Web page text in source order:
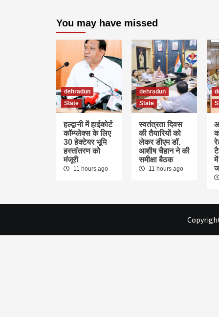
You may have missed
dehradun
State
हल्द्वानी में हाईकोर्ट
कॉम्प्लेक्स के लिए
30 हेक्टेयर भूमि
हस्तांतरण को
मंजूरी
11 hours ago
dehradun
State
स्वतंत्रता दिवस
की तैयारियों को
लेकर डीएम डॉ.
आशीष चैहान ने की
समीक्षा बैठक
11 hours ago
में